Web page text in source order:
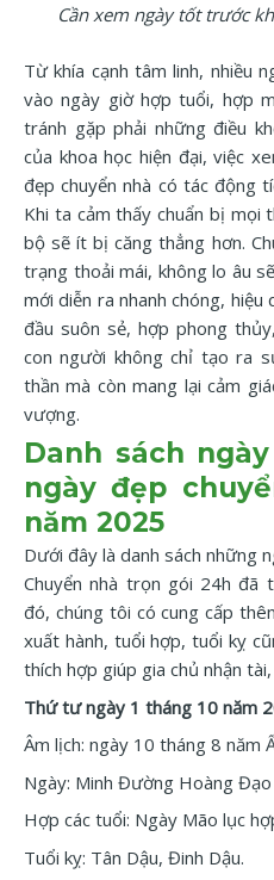
Cần xem ngày tốt trước
Từ khía cạnh tâm linh, nhiều
vào ngày giờ hợp tuổi, hợp
tránh gặp phải những điều
của khoa học hiện đại, việc
đẹp chuyển nhà có tác động
Khi ta cảm thấy chuẩn bị mọi
bộ sẽ ít bị căng thẳng hơn.
trạng thoải mái, không lo âu
mới diễn ra nhanh chóng,
đầu suôn sẻ, hợp phong
con người không chỉ tạo ra
thần mà còn mang lại cảm
vượng.
Danh sách
ngày đẹp
năm 2025
Dưới đây là danh sách những
Chuyển nhà trọn gói 24h đã
đó, chúng tôi có cung cấp
xuất hành, tuổi hợp, tuổi kỵ
thích hợp giúp gia chủ nhận
Thứ tư ngày 1 tháng 10 năm
Âm lịch: ngày 10 tháng 8 năm
Ngày: Minh Đường Hoàng Đạo
Hợp các tuổi: Ngày Mão lục
Tuổi kỵ: Tân Dậu, Đinh Dậu.